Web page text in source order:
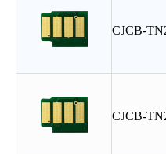
CJCB-
CJCB-